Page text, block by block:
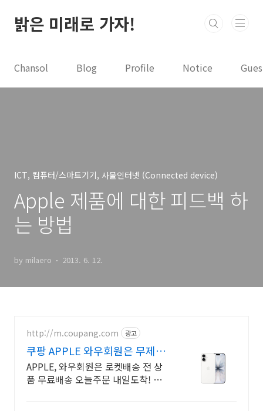
밝은 미래로 가자!
Chansol Blog Profile Notice
ICT, 컴퓨터/스마트기기, 사물인터넷 (Connected device)
Apple 제품에 대한 피드백 하
는 방법
by milaero 2013. 6. 12.
http://m.coupang.com 광고
쿠팡 APPLE 와우회원은 무제한
무료 배송
APPLE, 와우회원은 로켓배송 전 상
품 무료배송 오늘주문 내일도착! 꼭